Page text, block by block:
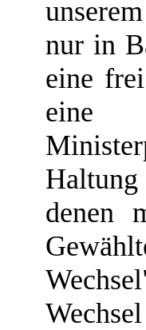
nur in
eine
eine
denen